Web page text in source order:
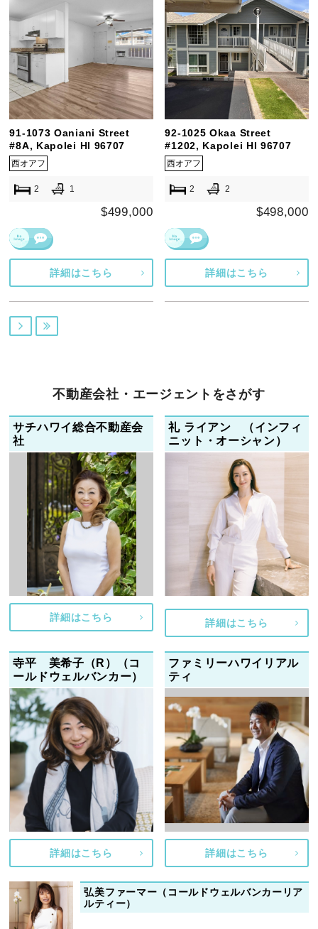
91-1073 Oaniani Street
#8A, Kapolei HI 96707
西オアフ
2 1
$499,000
詳細はこちら
92-1025 Okaa Street
#1202, Kapolei HI 96707
西オアフ
2 2
$498,000
詳細はこちら
 
不動産会社・エージェントをさがす
サチハワイ総合不動産会
社
詳細はこちら
礼 ライアン （インフィ
ニット・オーシャン）
詳細はこちら
寺平 美希子（R）（コ
ールドウェルバンカー）
詳細はこちら
ファミリーハワイリアル
ティ
詳細はこちら
弘美ファーマー（コールドウェルバンカーリア
ルティー）